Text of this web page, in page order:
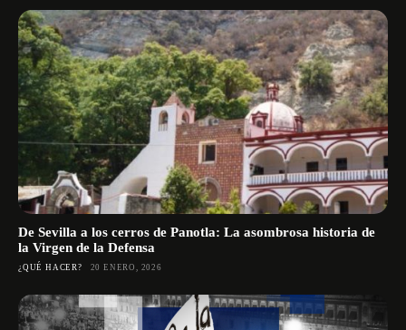
De Sevilla a los cerros de Panotla: La asombrosa historia de
la Virgen de la Defensa
¿QUÉ HACER? 20 ENERO, 2026